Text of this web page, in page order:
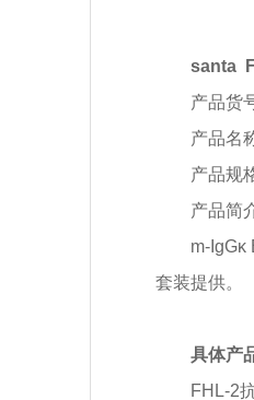
santa
产品货
产品名
产品规
产品简
m-
套装提供。
具体产
FHL-2